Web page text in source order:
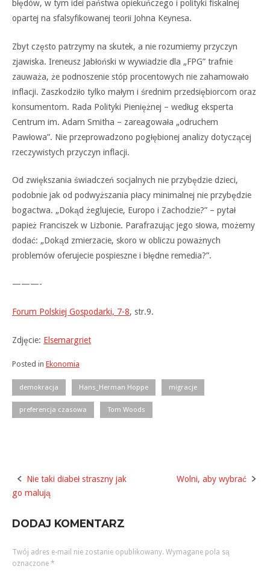
błędów, w tym idei państwa opiekuńczego i polityki fiskalnej
opartej na sfalsyfikowanej teorii Johna Keynesa.
Zbyt często patrzymy na skutek, a nie rozumiemy przyczyn
zjawiska. Ireneusz Jabłoński w wywiadzie dla „FPG” trafnie
zauważa, że podnoszenie stóp procentowych nie zahamowało
inflacji. Zaszkodziło tylko małym i średnim przedsiębiorcom oraz
konsumentom. Rada Polityki Pieniężnej – według eksperta
Centrum im. Adam Smitha – zareagowała „odruchem
Pawłowa”. Nie przeprowadzono pogłębionej analizy dotyczącej
rzeczywistych przyczyn inflacji.
Od zwiększania świadczeń socjalnych nie przybędzie dzieci,
podobnie jak od podwyższania płacy minimalnej nie przybędzie
bogactwa. „Dokąd żeglujecie, Europo i Zachodzie?” – pytał
papież Franciszek w Lizbonie. Parafrazując jego słowa, możemy
dodać: „Dokąd zmierzacie, skoro w obliczu poważnych
problemów oferujecie pospieszne i błędne remedia?”.
———-
Forum Polskiej Gospodarki, 7-8, str.9.
Zdjęcie: Elsemargriet
Posted in Ekonomia
demokracja Hans_Herman Hoppe migracje
preferencja czasowa Tom Woods
Post
Nie taki diabeł straszny jak
go malują
Wolni, aby wybrać
DODAJ KOMENTARZ
Twój adres e-mail nie zostanie opublikowany. Wymagane pola są
oznaczone *